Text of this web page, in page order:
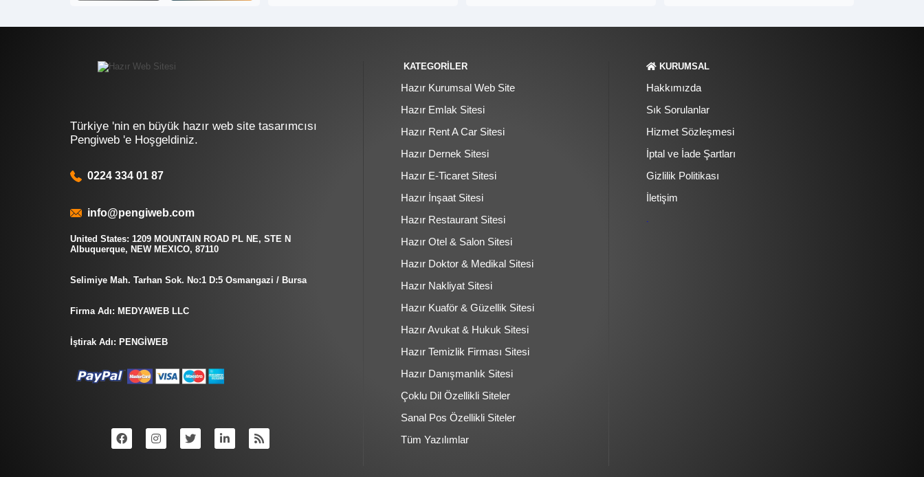
Türkiye 'nin en büyük hazır web site tasarımcısı
Pengiweb 'e Hoşgeldiniz.
0224 334 01 87
info@pengiweb.com
United States: 1209 MOUNTAIN ROAD PL NE, STE N
Albuquerque, NEW MEXICO, 87110
Selimiye Mah. Tarhan Sok. No:1 D:5 Osmangazi / Bursa
Firma Adı: MEDYAWEB LLC
İştirak Adı: PENGİWEB
KATEGORİLER
Hazır Kurumsal Web Site
Hazır Emlak Sitesi
Hazır Rent A Car Sitesi
Hazır Dernek Sitesi
Hazır E-Ticaret Sitesi
Hazır İnşaat Sitesi
Hazır Restaurant Sitesi
Hazır Otel & Salon Sitesi
Hazır Doktor & Medikal Sitesi
Hazır Nakliyat Sitesi
Hazır Kuaför & Güzellik Sitesi
Hazır Avukat & Hukuk Sitesi
Hazır Temizlik Firması Sitesi
Hazır Danışmanlık Sitesi
Çoklu Dil Özellikli Siteler
Sanal Pos Özellikli Siteler
Tüm Yazılımlar
KURUMSAL
Hakkımızda
Sık Sorulanlar
Hizmet Sözleşmesi
İptal ve İade Şartları
Gizlilik Politikası
İletişim
.